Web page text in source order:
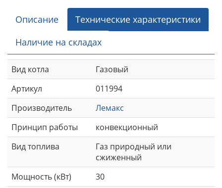
Описание
Технические характеристики
Наличие на складах
Вид котла
Газовый
Артикул
011994
Производитель
Лемакс
Принцип работы
конвекционный
Вид топлива
Газ природный или
сжиженный
Мощность (кВт)
30